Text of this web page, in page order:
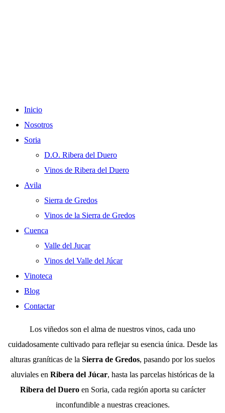
Inicio
Nosotros
Soria
D.O. Ribera del Duero
Vinos de Ribera del Duero
Avila
Sierra de Gredos
Vinos de la Sierra de Gredos
Cuenca
Valle del Jucar
Vinos del Valle del Júcar
Vinoteca
Blog
Contactar
Los viñedos son el alma de nuestros vinos, cada uno
cuidadosamente cultivado para reflejar su esencia única. Desde las
alturas graníticas de la Sierra de Gredos, pasando por los suelos
aluviales en Ribera del Júcar, hasta las parcelas históricas de la
Ribera del Dueroen Soria, cada región aporta su carácter
inconfundible a nuestras creaciones.